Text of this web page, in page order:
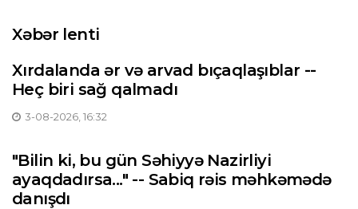
Xəbər lenti
Xırdalanda ər və arvad bıçaqlaşıblar --
Heç biri sağ qalmadı
3-08-2026, 16:32
"Bilin ki, bu gün Səhiyyə Nazirliyi
ayaqdadırsa..." -- Sabiq rəis məhkəmədə
danışdı